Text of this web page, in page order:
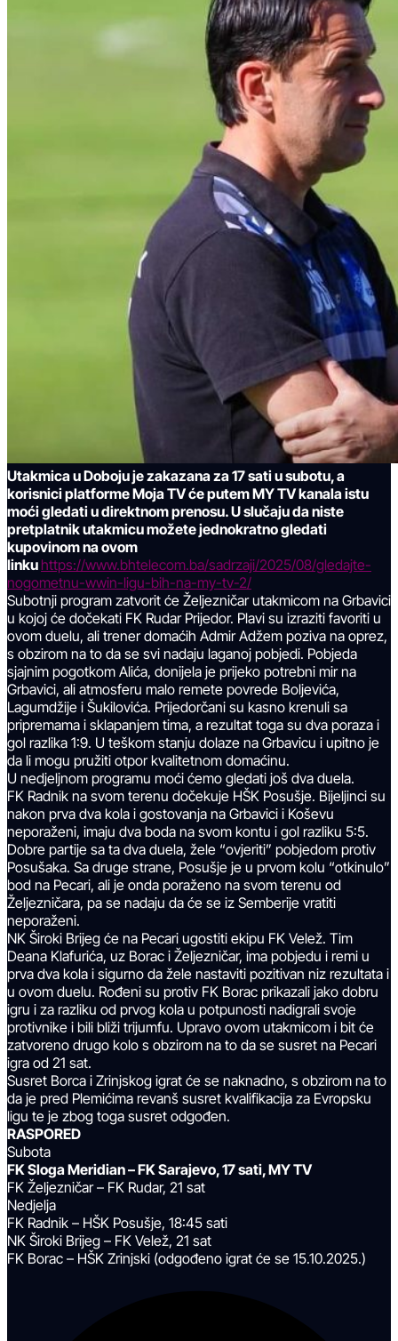
Utakmica u Doboju je zakazana za 17 sati u subotu, a
korisnici platforme Moja TV će putem MY TV kanala istu
moći gledati u direktnom prenosu. U slučaju da niste
pretplatnik utakmicu možete jednokratno gledati
kupovinom na ovom
linku https://www.bhtelecom.ba/sadrzaji/2025/08/gledajte-
nogometnu-wwin-ligu-bih-na-my-tv-2/
Subotnji program zatvorit će Željezničar utakmicom na Grbavici
u kojoj će dočekati FK Rudar Prijedor. Plavi su izraziti favoriti u
ovom duelu, ali trener domaćih Admir Adžem poziva na oprez,
s obzirom na to da se svi nadaju laganoj pobjedi. Pobjeda
sjajnim pogotkom Alića, donijela je prijeko potrebni mir na
Grbavici, ali atmosferu malo remete povrede Boljevića,
Lagumdžije i Šukilovića. Prijedorčani su kasno krenuli sa
pripremama i sklapanjem tima, a rezultat toga su dva poraza i
gol razlika 1:9. U teškom stanju dolaze na Grbavicu i upitno je
da li mogu pružiti otpor kvalitetnom domaćinu.
U nedjeljnom programu moći ćemo gledati još dva duela.
FK Radnik na svom terenu dočekuje HŠK Posušje. Bijeljinci su
nakon prva dva kola i gostovanja na Grbavici i Koševu
neporaženi, imaju dva boda na svom kontu i gol razliku 5:5.
Dobre partije sa ta dva duela, žele “ovjeriti” pobjedom protiv
Posušaka. Sa druge strane, Posušje je u prvom kolu “otkinulo”
bod na Pecari, ali je onda poraženo na svom terenu od
Željezničara, pa se nadaju da će se iz Semberije vratiti
neporaženi.
NK Široki Brijeg će na Pecari ugostiti ekipu FK Velež. Tim
Deana Klafurića, uz Borac i Željezničar, ima pobjedu i remi u
prva dva kola i sigurno da žele nastaviti pozitivan niz rezultata i
u ovom duelu. Rođeni su protiv FK Borac prikazali jako dobru
igru i za razliku od prvog kola u potpunosti nadigrali svoje
protivnike i bili bliži trijumfu. Upravo ovom utakmicom i bit će
zatvoreno drugo kolo s obzirom na to da se susret na Pecari
igra od 21 sat.
Susret Borca i Zrinjskog igrat će se naknadno, s obzirom na to
da je pred Plemićima revanš susret kvalifikacija za Evropsku
ligu te je zbog toga susret odgođen.
RASPORED
Subota
FK Sloga Meridian – FK Sarajevo, 17 sati, MY TV
FK Željezničar – FK Rudar, 21 sat
Nedjelja
FK Radnik – HŠK Posušje, 18:45 sati
NK Široki Brijeg – FK Velež, 21 sat
FK Borac – HŠK Zrinjski (odgođeno igrat će se 15.10.2025.)